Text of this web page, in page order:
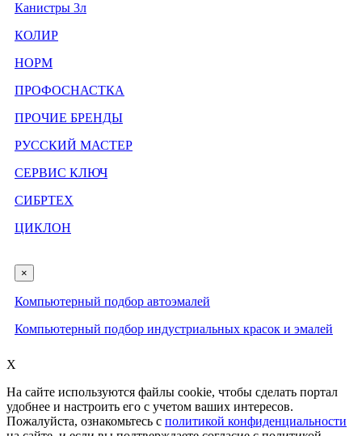
Канистры 3л
КОЛИР
НОРМ
ПРОФОСНАСТКА
ПРОЧИЕ БРЕНДЫ
РУССКИЙ МАСТЕР
СЕРВИС КЛЮЧ
СИБРТЕХ
ЦИКЛОН
×
Компьютерный подбор автоэмалей
Компьютерный подбор индустриальных красок и эмалей
X
На сайте используются файлы cookie, чтобы сделать портал
удобнее и настроить его с учетом ваших интересов.
Пожалуйста, ознакомьтесь с политикой конфиденциальности